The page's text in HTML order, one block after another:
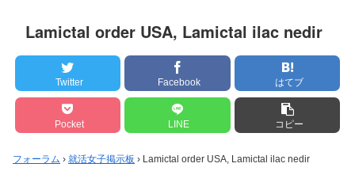
Lamictal order USA, Lamictal ilac nedir
Twitter Facebook はてブ
Pocket LINE コピー
フォーラム › 就活女子掲示板 › Lamictal order USA, Lamictal ilac nedir